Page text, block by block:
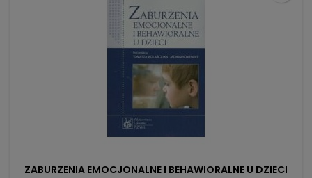
ZABURZENIA EMOCJONALNE I BEHAWIORALNE U DZIECI